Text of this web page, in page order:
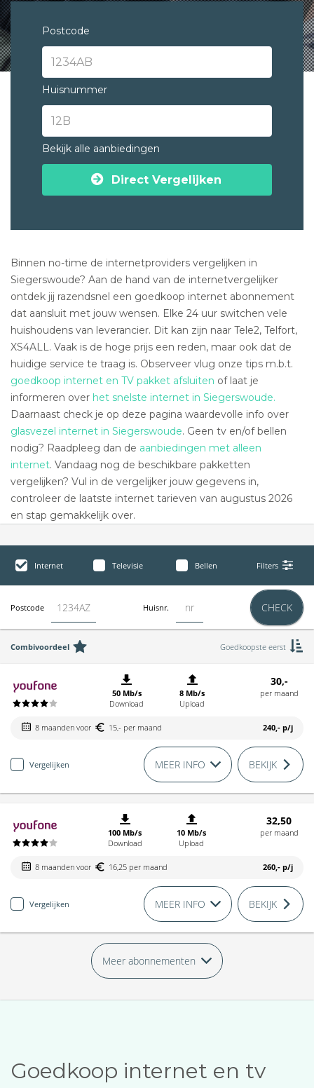
Postcode
Huisnummer
Bekijk alle aanbiedingen
Direct Vergelijken
Binnen no-time de internetproviders vergelijken in
Siegerswoude? Aan de hand van de internetvergelijker
ontdek jij razendsnel een goedkoop internet abonnement
dat aansluit met jouw wensen. Elke 24 uur switchen vele
huishoudens van leverancier. Dit kan zijn naar Tele2, Telfort,
XS4ALL. Vaak is de hoge prijs een reden, maar ook dat de
huidige service te traag is. Observeer vlug onze tips m.b.t.
goedkoop internet en TV pakket afsluiten of laat je
informeren over het snelste internet in Siegerswoude.
Daarnaast check je op deze pagina waardevolle info over
glasvezel internet in Siegerswoude. Geen tv en/of bellen
nodig? Raadpleeg dan de aanbiedingen met alleen
internet. Vandaag nog de beschikbare pakketten
vergelijken? Vul in de vergelijker jouw gegevens in,
controleer de laatste internet tarieven van augustus 2026
en stap gemakkelijk over.
Internet Televisie Bellen Filters
Postcode Huisnr. CHECK
Combivoordeel Goedkoopste eerst
50 Mb/s
Download
8 Mb/s
Upload
30,-
per maand
8 maanden voor 15,- per maand 240,- p/j
Vergelijken MEER INFO BEKIJK
100 Mb/s
Download
10 Mb/s
Upload
32,50
per maand
8 maanden voor 16,25 per maand 260,- p/j
Vergelijken MEER INFO BEKIJK
Meer abonnementen
Goedkoop internet en tv